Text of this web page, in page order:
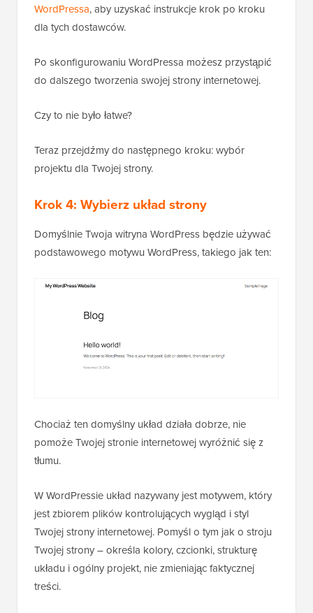
WordPressa, aby uzyskać instrukcje krok po kroku
dla tych dostawców.
Po skonfigurowaniu WordPressa możesz przystąpić
do dalszego tworzenia swojej strony internetowej.
Czy to nie było łatwe?
Teraz przejdźmy do następnego kroku: wybór
projektu dla Twojej strony.
Krok 4: Wybierz układ strony
Domyślnie Twoja witryna WordPress będzie używać
podstawowego motywu WordPress, takiego jak ten:
Chociaż ten domyślny układ działa dobrze, nie
pomoże Twojej stronie internetowej wyróżnić się z
tłumu.
W WordPressie układ nazywany jest motywem, który
jest zbiorem plików kontrolujących wygląd i styl
Twojej strony internetowej. Pomyśl o tym jak o stroju
Twojej strony – określa kolory, czcionki, strukturę
układu i ogólny projekt, nie zmieniając faktycznej
treści.